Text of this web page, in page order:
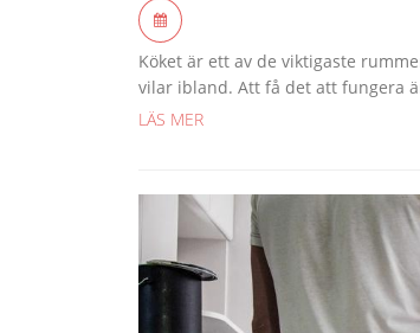
Köket är ett av de viktigaste
vilar ibland. Att få det att fungera
LÄS MER